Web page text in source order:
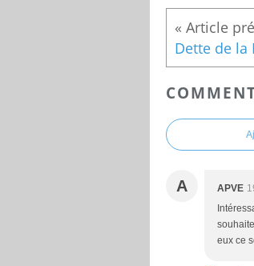
A APVE
eux ce